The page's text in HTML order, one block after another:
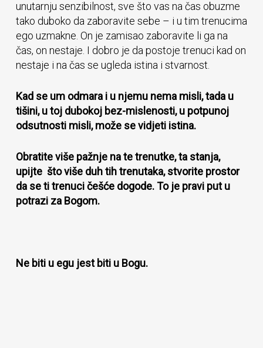
unutarnju senzibilnost, sve što vas na čas obuzme
tako duboko da zaboravite sebe – i u tim trenucima
ego uzmakne. On je zamisao zaboravite li ga na
čas, on nestaje. I dobro je da postoje trenuci kad on
nestaje i na čas se ugleda istina i stvarnost.
Kad se um odmara i u njemu nema misli, tada u
tišini, u toj dubokoj bez-mislenosti, u potpunoj
odsutnosti misli, može se vidjeti istina.
Obratite više pažnje na te trenutke, ta stanja,
upijte što više duh tih trenutaka, stvorite prostor
da se ti trenuci češće dogode. To je pravi put u
potrazi za Bogom.
Ne biti u egu jest biti u Bogu.